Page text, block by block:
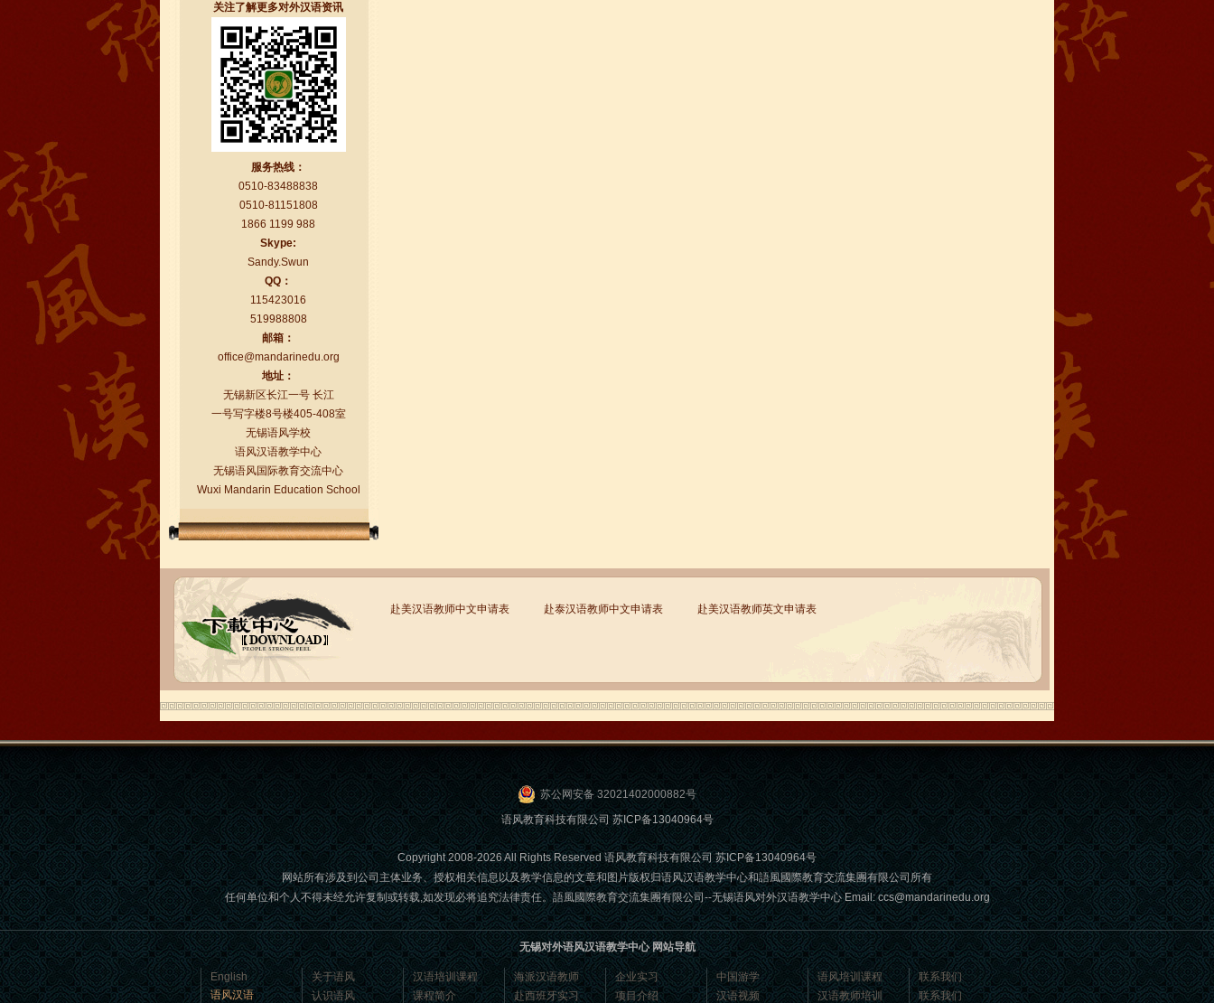
无锡语风汉语学校Jessie
我学习汉语已经八年了,我能听明白别人
说汉语,但是我自己说汉语却觉得说不出
口。我现在在语风汉语无锡校学习，每
天我都学习中国文化...
语风汉语学生Florent
我非常喜欢无锡语风汉语学校，这里真
的有最简单的汉语学习方法，我学习汉
语的速度比我原来打算的快得多。我的
汉语老师们都非常可...
语风汉语学生Brad
我叫Brad,我是澳大利亚人，我在语风
汉语学校学习汉语。我现在可以独立和
我的中国朋友说很流利的汉语。谢谢语
风汉语...
语风汉语学生Jennifer
我叫Jennifer，我非常喜欢在语风汉语无
锡校学习汉语，这是一个非常好的学习
关注了解更多对外汉语资讯
服务热线：
0510-83488838
0510-81151808
1866 1199 988
Skype:
Sandy.Swun
QQ：
115423016
519988808
邮箱：
office@mandarinedu.org
地址：
无锡新区长江一号 长江
一号写字楼8号楼405-408室
无锡语风学校
语风汉语教学中心
无锡语风国际教育交流中心
Wuxi Mandarin Education School
赴美汉语教师中文申请表 赴泰汉语教师中文申请表 赴美汉语教师英文申请表
苏公网安备 32021402000882号
语风教育科技有限公司苏ICP备13040964号
Copyright 2008-2026 All Rights Reserved 语风教育科技有限公司苏ICP备13040964号
网站所有涉及到公司主体业务、授权相关信息以及教学信息的文章和图片版权归语风汉语教学中心和語風國際教育交流集團有限公司所有
任何单位和个人不得未经允许复制或转载,如发现必将追究法律责任。語風國際教育交流集團有限公司--无锡语风对外汉语教学中心 Email: ccs@mandarinedu.org
无锡对外语风汉语教学中心 网站导航
English
语风汉语
关于语风
认识语风
汉语培训课程
课程简介
海派汉语教师
赴西班牙实习
企业实习
项目介绍
中国游学
汉语视频
语风培训课程
汉语教师培训
联系我们
联系我们